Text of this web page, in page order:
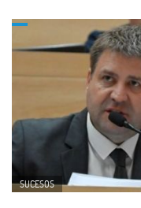
SUCESOS